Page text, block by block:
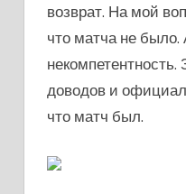
возврат. На мой
что матча не
доводов и
что матч был.